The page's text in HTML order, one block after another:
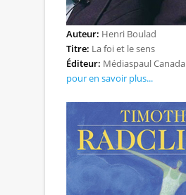
Auteur: Henri Boulad
Titre: La foi et le sens
Éditeur: Médiaspaul Canada
pour en savoir plus...